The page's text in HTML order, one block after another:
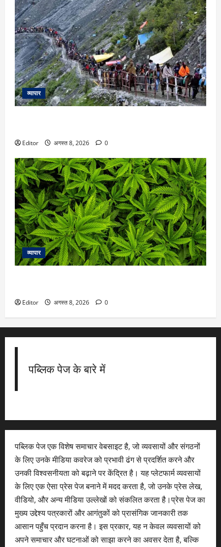
व्यापार
Editor अगस्त 8, 2026 0
व्यापार
Editor अगस्त 8, 2026 0
पब्लिक पेज के बारे में
पब्लिक पेज एक विशेष समाचार वेबसाइट है, जो व्यवसायों और संगठनों
के लिए उनके मीडिया कवरेज को प्रभावी ढंग से प्रदर्शित करने और
उनकी विश्वसनीयता को बढ़ाने पर केंद्रित है। यह प्लेटफार्म व्यवसायों
के लिए एक ऐसा प्रेस पेज बनाने में मदद करता है, जो उनके प्रेस लेख,
वीडियो, और अन्य मीडिया उल्लेखों को संकलित करता है।प्रेस पेज का
मुख्य उद्देश्य पत्रकारों और आगंतुकों को प्रासंगिक जानकारी तक
आसान पहुँच प्रदान करना है। इस प्रकार, यह न केवल व्यवसायों को
अपने समाचार और घटनाओं को साझा करने का अवसर देता है, बल्कि